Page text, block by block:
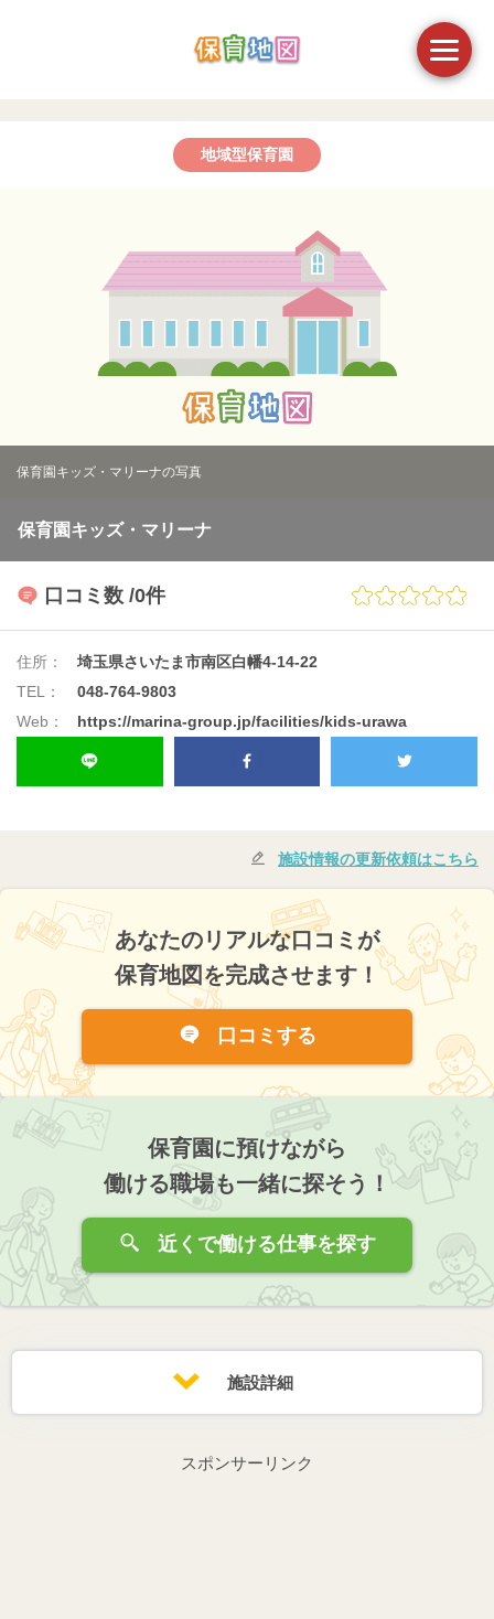
地域型保育園
保育園キッズ・マリーナの写真
保育園キッズ・マリーナ
口コミ数 /0件
住所：
埼玉県さいたま市南区白幡4-14-22
TEL：
048-764-9803
Web：
https://marina-group.jp/facilities/kids-urawa
施設情報の更新依頼はこちら
あなたのリアルな口コミが
保育地図を完成させます！
口コミする
保育園に預けながら
働ける職場も一緒に探そう！
近くで働ける仕事を探す
施設詳細
スポンサーリンク